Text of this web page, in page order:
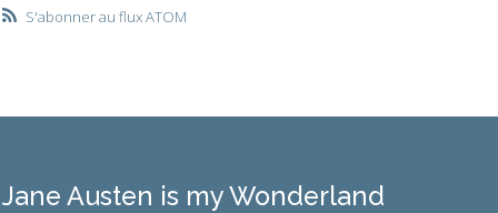
S'abonner au flux ATOM
Jane Austen is my Wonderland